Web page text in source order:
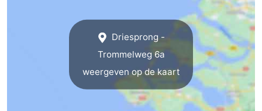
Driesprong -
Trommelweg 6a
weergeven op de kaart